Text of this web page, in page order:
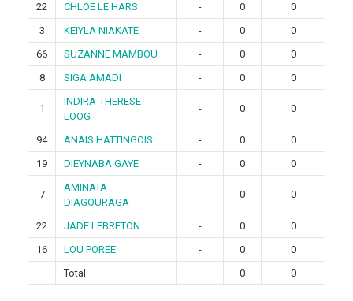
22
CHLOE LE HARS - 0
0
3
KEIYLA NIAKATE - 0
0
66
SUZANNE MAMBOU - 0
0
8
SIGA AMADI - 0 0
1
INDIRA-THERESE
LOOG
- 0 0
94 ANAIS HATTINGOIS - 0
0
19
DIEYNABA GAYE - 0 0
7
AMINATA
DIAGOURAGA
- 0 0
22 JADE LEBRETON - 0
0
16
LOU POREE - 0
0
Total
0 0